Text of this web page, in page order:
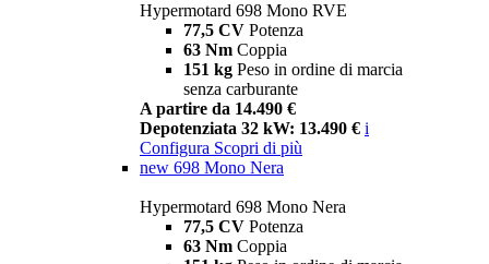
Hypermotard 698 Mono RVE
77,5 CV Potenza
63 Nm Coppia
151 kg Peso in ordine di marcia
senza carburante
A partire da 14.490 €
Depotenziata 32 kW: 13.490 € i
Configura Scopri di più
new 698 Mono Nera
Hypermotard 698 Mono Nera
77,5 CV Potenza
63 Nm Coppia